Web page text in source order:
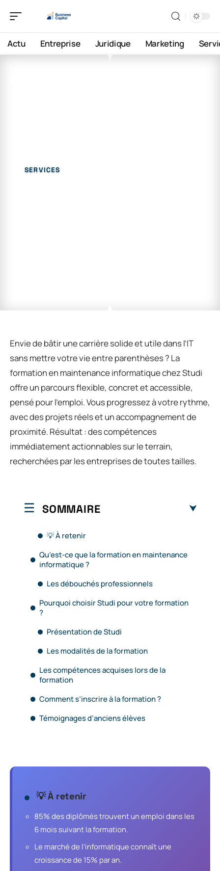
Actu Entreprise Juridique Marketing
SERVICES
Envie de bâtir une carrière solide et utile dans l’IT
sans mettre votre vie entre parenthèses ? La
formation en maintenance informatique chez Studi
offre un parcours flexible, concret et accessible,
pensé pour l’emploi. Vous progressez à votre rythme,
avec des projets réels et un accompagnement de
proximité. Résultat : des compétences
immédiatement actionnables sur le terrain,
recherchées par les entreprises de toutes tailles.
SOMMAIRE
💡 À retenir
Qu’est-ce que la formation en maintenance
informatique ?
Les débouchés professionnels
Pourquoi choisir Studi pour votre formation
?
Présentation de Studi
Les modalités de la formation
Les compétences acquises lors de la
formation
Comment s’inscrire à la formation ?
Témoignages d’anciens élèves
💡 À retenir
85% des diplômés trouvent un emploi dans les
6 mois suivant la formation.
Le marché de l’informatique connaît une
croissance de 15% par an.